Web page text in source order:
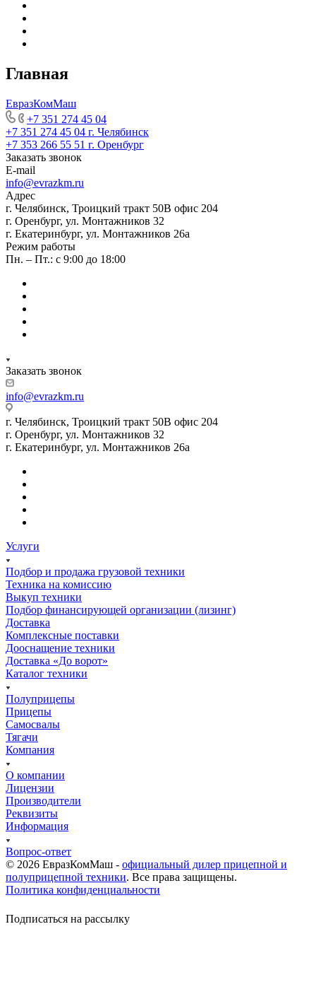
Главная
ЕвразКомМаш
+7 351 274 45 04
+7 351 274 45 04 г. Челябинск
+7 353 266 55 51 г. Оренбург
Заказать звонок
E-mail
info@evrazkm.ru
Адрес
г. Челябинск, Троицкий тракт 50В офис 204
г. Оренбург, ул. Монтажников 32
г. Екатеринбург, ул. Монтажников 26а
Режим работы
Пн. – Пт.: с 9:00 до 18:00
Заказать звонок
info@evrazkm.ru
г. Челябинск, Троицкий тракт 50В офис 204
г. Оренбург, ул. Монтажников 32
г. Екатеринбург, ул. Монтажников 26а
Услуги
Подбор и продажа грузовой техники
Техника на комиссию
Выкуп техники
Подбор финансирующей организации (лизинг)
Доставка
Комплексные поставки
Дооснащение техники
Доставка «До ворот»
Каталог техники
Полуприцепы
Прицепы
Самосвалы
Тягачи
Компания
О компании
Лицензии
Производители
Реквизиты
Информация
Вопрос-ответ
© 2026 ЕвразКомМаш - официальный дилер прицепной и
полуприцепной техники. Все права защищены.
Политика конфиденциальности
Подписаться на рассылку